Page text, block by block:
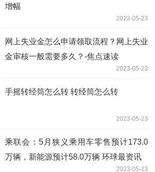
增幅
2023-05-23
网上失业金怎么申请领取流程？网上失业
金审核一般需要多久？-焦点速读
2023-05-23
手摇转经筒怎么转 转经筒怎么转
2023-05-23
乘联会：5月狭义乘用车零售预计173.0
万辆，新能源预计58.0万辆 环球最资讯
2023-05-23